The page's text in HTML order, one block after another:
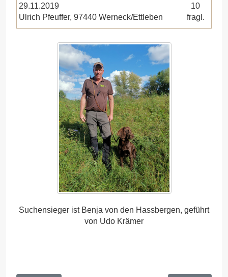
29.11.2019
Ulrich Pfeuffer, 97440 Werneck/Ettleben
10
fragl.
Suchensieger ist Benja von den Hassbergen, geführt
von Udo Krämer